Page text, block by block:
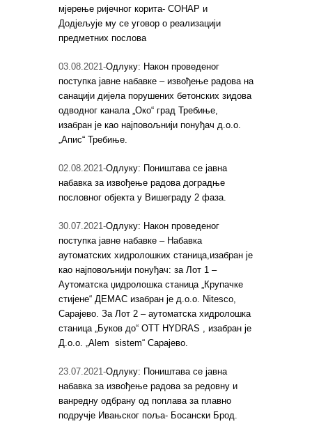
мјерење ријечног корита- СОНАР и
Додјељује му се уговор о реализацији
предметних послова
03.08.2021-Одлуку: Након проведеног
поступка јавне набавке – извођење радова на
санацији дијела порушених бетонских зидова
одводног канала „Око“ град Требиње,
изабран је као најповољнији понуђач д.о.о.
„Апис“ Требиње.
02.08.2021-Одлуку: Поништава се јавна
набавка за извођење радова доградње
пословног објекта у Вишеграду 2 фаза.
30.07.2021-Одлуку: Након проведеног
поступка јавне набавке – Набавка
аутоматских хидролошких станица,изабран је
као најповољнији понуђач: за Лот 1 –
Аутоматска џидролошка станица „Крупачке
стијене“ ДЕМАС изабран је д.о.о. Nitesco,
Сарајево. За Лот 2 – аутоматска хидролошка
станица „Буков до“ ОТТ HYDRAS , изабран је
Д.о.о. „Alem sistem“ Сарајево.
23.07.2021-Одлуку: Поништава се јавна
набавка за извођење радова за редовну и
ванредну одбрану од поплава за плавно
подручје Ивањског поља- Босански Брод.